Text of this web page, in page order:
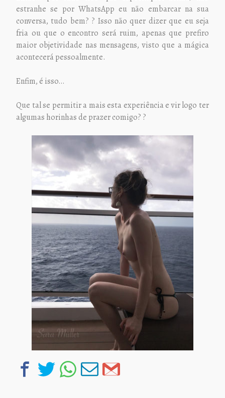
estranhe se por WhatsApp eu não embarcar na sua
conversa, tudo bem? ? Isso não quer dizer que eu seja
fria ou que o encontro será ruim, apenas que prefiro
maior objetividade nas mensagens, visto que a mágica
acontecerá pessoalmente.
Enfim, é isso…
Que tal se permitir a mais esta experiência e vir logo ter
algumas horinhas de prazer comigo? ?